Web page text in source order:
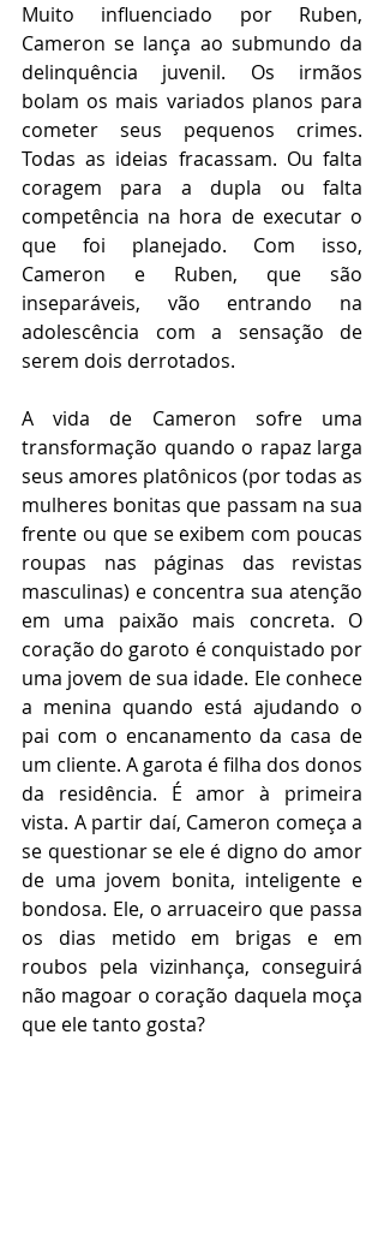
Muito influenciado por Ruben,
Cameron se lança ao submundo da
delinquência juvenil. Os irmãos
bolam os mais variados planos para
cometer seus pequenos crimes.
Todas as ideias fracassam. Ou falta
coragem para a dupla ou falta
competência na hora de executar o
que foi planejado. Com isso,
Cameron e Ruben, que são
inseparáveis, vão entrando na
adolescência com a sensação de
serem dois derrotados.
A vida de Cameron sofre uma
transformação quando o rapaz larga
seus amores platônicos (por todas as
mulheres bonitas que passam na sua
frente ou que se exibem com poucas
roupas nas páginas das revistas
masculinas) e concentra sua atenção
em uma paixão mais concreta. O
coração do garoto é conquistado por
uma jovem de sua idade. Ele conhece
a menina quando está ajudando o
pai com o encanamento da casa de
um cliente. A garota é filha dos donos
da residência. É amor à primeira
vista. A partir daí, Cameron começa a
se questionar se ele é digno do amor
de uma jovem bonita, inteligente e
bondosa. Ele, o arruaceiro que passa
os dias metido em brigas e em
roubos pela vizinhança, conseguirá
não magoar o coração daquela moça
que ele tanto gosta?